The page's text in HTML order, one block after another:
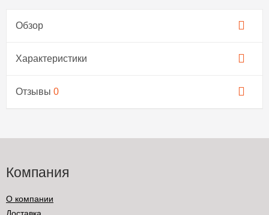
Обзор
Характеристики
Отзывы 0
Компания
О компании